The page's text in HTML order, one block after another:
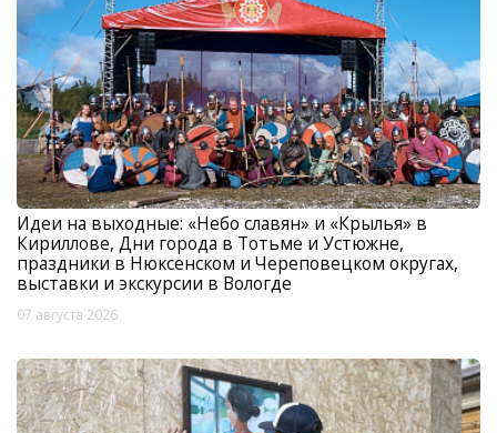
Идеи на выходные: «Небо славян» и «Крылья» в
Кириллове, Дни города в Тотьме и Устюжне,
праздники в Нюксенском и Череповецком округах,
выставки и экскурсии в Вологде
07 августа 2026